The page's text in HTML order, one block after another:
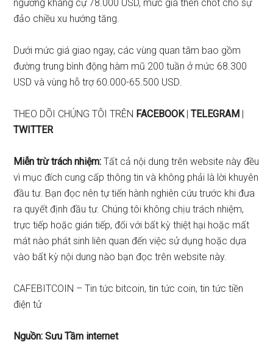
ngưỡng kháng cự 78.000 USD, mức giá then chốt cho sự
đảo chiều xu hướng tăng.
Dưới mức giá giao ngay, các vùng quan tâm bao gồm
đường trung bình động hàm mũ 200 tuần ở mức 68.300
USD và vùng hỗ trợ 60.000-65.500 USD.
THEO DÕI CHÚNG TÔI TRÊN FACEBOOK|TELEGRAM |
TWITTER
Miễn trừ trách nhiệm: Tất cả nội dung trên website này đều
vì mục đích cung cấp thông tin và không phải là lời khuyên
đầu tư. Bạn đọc nên tự tiến hành nghiên cứu trước khi đưa
ra quyết định đầu tư. Chúng tôi không chịu trách nhiệm,
trực tiếp hoặc gián tiếp, đối với bất kỳ thiệt hại hoặc mất
mát nào phát sinh liên quan đến việc sử dụng hoặc dựa
vào bất kỳ nội dung nào bạn đọc trên website này.
CAFEBITCOIN – Tin tức bitcoin, tin tức coin, tin tức tiền
điện tử
Nguồn: Sưu Tầm internet